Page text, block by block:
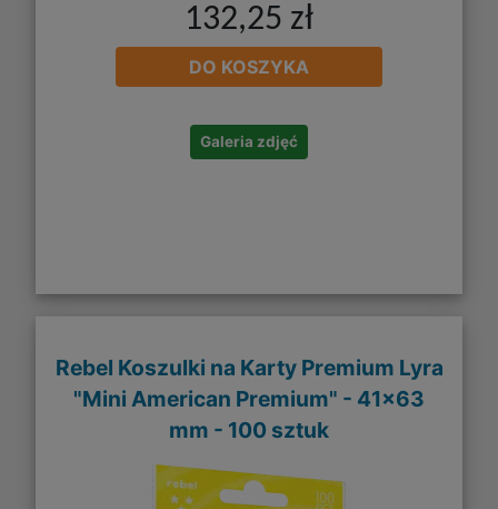
132,25 zł
DO KOSZYKA
Galeria zdjęć
Rebel Koszulki na Karty Premium Lyra
"Mini American Premium" - 41x63
mm - 100 sztuk